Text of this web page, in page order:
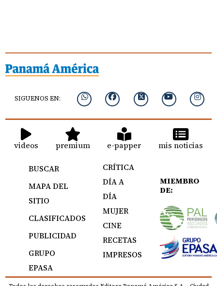
SIGUENOS EN:
videos premium e-papper mis noticias
BUSCAR
MAPA DEL
SITIO
CLASIFICADOS
PUBLICIDAD
GRUPO
EPASA
CRÍTICA
DÍA A
DÍA
MUJER
CINE
RECETAS
IMPRESOS
MIEMBRO
DE: